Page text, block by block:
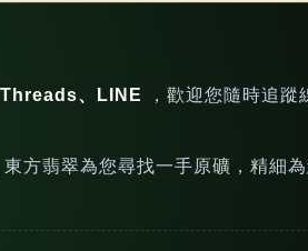
、LINE
，歡迎您隨時追蹤
方翡翠為您尋找一手原礦，精細為